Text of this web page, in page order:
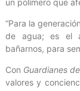
“Para la
de agua; es el
bañarnos, para
Con Guardianes
valores y